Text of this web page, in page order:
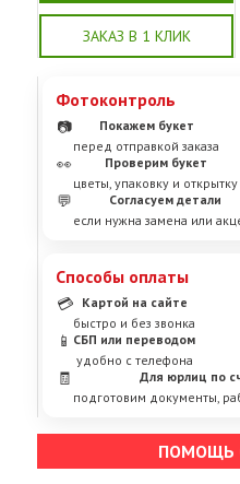
ЗАКАЗ В 1 КЛИК
Фотоконтроль
📷
Покажем букет
перед отправкой заказа
👀
Проверим букет
цветы, упаковку и открытку
💬
Согласуем детали
если нужна замена или
Способы оплаты
💳
Картой на сайте
быстро и без звонка
📱 СБП или переводом
удобно с телефона
🧾
Для юрлиц по
подготовим документы,
ПОМОЩЬ